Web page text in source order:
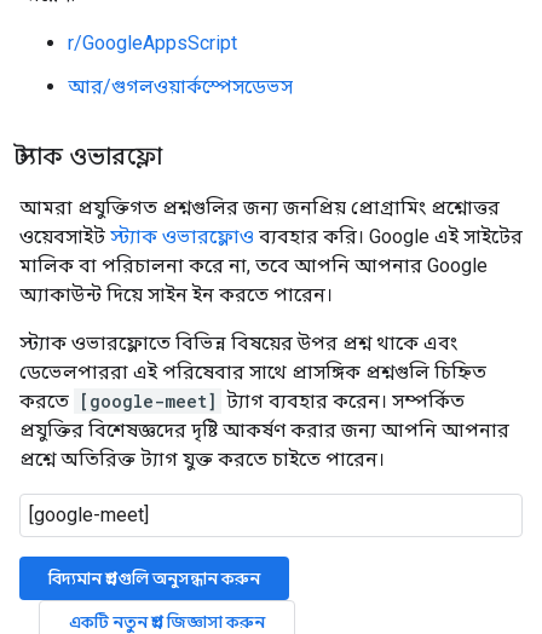
r/GoogleAppsScript
আর/গুগলওয়ার্কস্পেসডেভস
স্ট্যাক ওভারফ্লো
আমরা প্রযুক্তিগত প্রশ্নগুলির জন্য জনপ্রিয় প্রোগ্রামিং প্রশ্নোত্তর
ওয়েবসাইট স্ট্যাক ওভারফ্লোও ব্যবহার করি। Google এই সাইটের
মালিক বা পরিচালনা করে না, তবে আপনি আপনার Google
অ্যাকাউন্ট দিয়ে সাইন ইন করতে পারেন।
স্ট্যাক ওভারফ্লোতে বিভিন্ন বিষয়ের উপর প্রশ্ন থাকে এবং
ডেভেলপাররা এই পরিষেবার সাথে প্রাসঙ্গিক প্রশ্নগুলি চিহ্নিত
করতে [google-meet] ট্যাগ ব্যবহার করেন। সম্পর্কিত
প্রযুক্তির বিশেষজ্ঞদের দৃষ্টি আকর্ষণ করার জন্য আপনি আপনার
প্রশ্নে অতিরিক্ত ট্যাগ যুক্ত করতে চাইতে পারেন।
বিদ্যমান প্রশ্নগুলি অনুসন্ধান করুন
একটি নতুন প্রশ্ন জিজ্ঞাসা করুন